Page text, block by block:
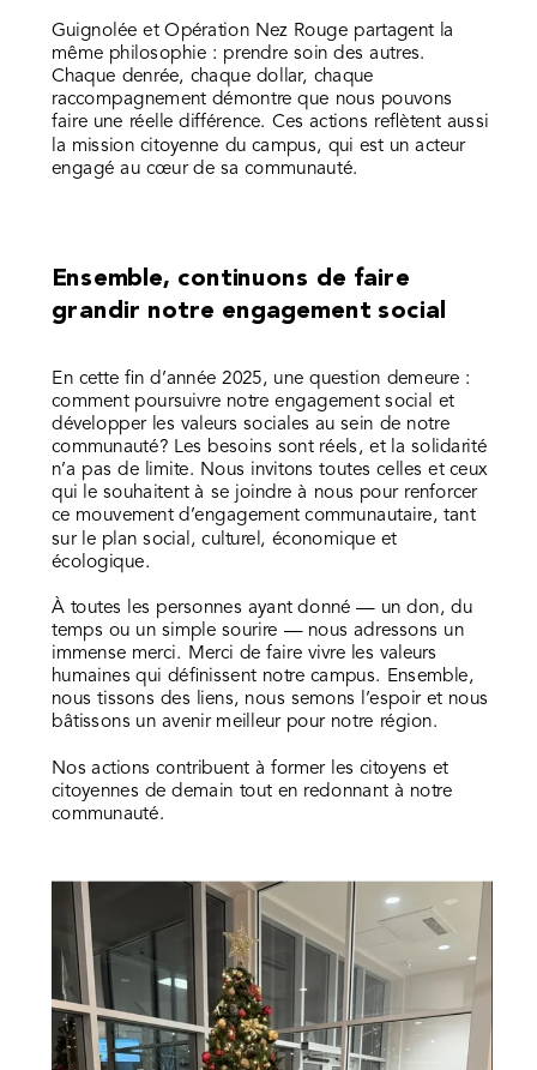
Guignolée et Opération Nez Rouge partagent la
même philosophie : prendre soin des autres.
Chaque denrée, chaque dollar, chaque
raccompagnement démontre que nous pouvons
faire une réelle différence. Ces actions reflètent aussi
la mission citoyenne du campus, qui est un acteur
engagé au cœur de sa communauté.
Ensemble, continuons de faire
grandir notre engagement social
En cette fin d’année 2025, une question demeure :
comment poursuivre notre engagement social et
développer les valeurs sociales au sein de notre
communauté? Les besoins sont réels, et la solidarité
n’a pas de limite. Nous invitons toutes celles et ceux
qui le souhaitent à se joindre à nous pour renforcer
ce mouvement d’engagement communautaire, tant
sur le plan social, culturel, économique et
écologique.
À toutes les personnes ayant donné — un don, du
temps ou un simple sourire — nous adressons un
immense merci. Merci de faire vivre les valeurs
humaines qui définissent notre campus. Ensemble,
nous tissons des liens, nous semons l’espoir et nous
bâtissons un avenir meilleur pour notre région.
Nos actions contribuent à former les citoyens et
citoyennes de demain tout en redonnant à notre
communauté.